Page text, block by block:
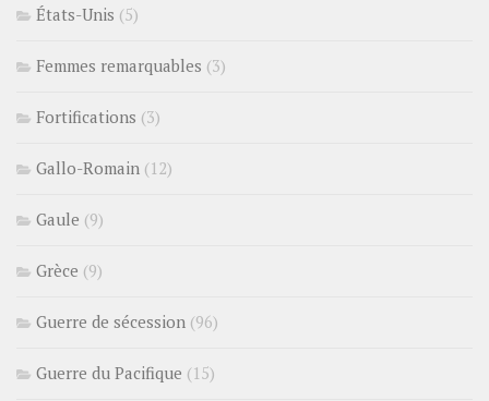
États-Unis (5)
Femmes remarquables (3)
Fortifications (3)
Gallo-Romain (12)
Gaule (9)
Grèce (9)
Guerre de sécession (96)
Guerre du Pacifique (15)